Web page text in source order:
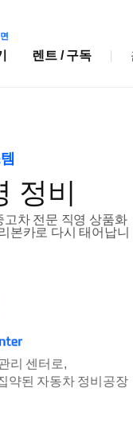
렌트 / 구독
정비
차 전문 직영 상품화
본카로 다시 태어납니
리 센터로,
약된 자동차 정비공장